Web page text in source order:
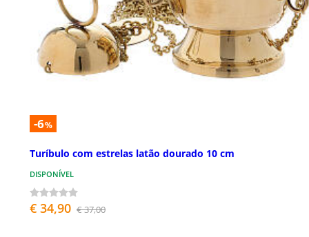
-6%
Turíbulo com estrelas latão dourado 10 cm
DISPONÍVEL
€ 34,90 € 37,00